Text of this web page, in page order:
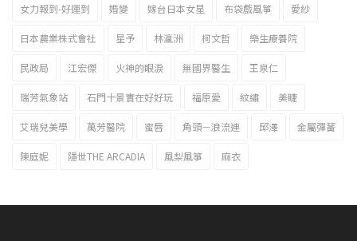
女力報到-好運到 婚變 嫁台日本女星 布袋戲風箏 愛紗
日本農業株式會社 星予 林瀛洲 柯文哲 樂生療養院
民政局 江宏傑 火神的眼淚 無國界醫生 王泉仁
瑞芳氣象站 石門十景實在好好玩 福原愛 紋繡 美睫
艾瑞兒美學 萬芳醫院 蜜唇 角頭－浪流連 邱澤 金屬彈簧
陳庭妮 隱世THE ARCADIA 風梨風箏 麻衣